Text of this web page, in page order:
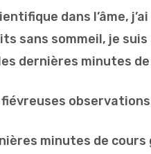
dans l’âme,
sans sommeil, je
dernières minutes
minutes de cours